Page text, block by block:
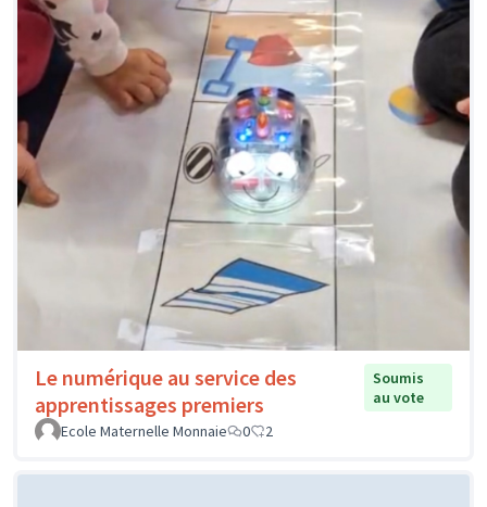
Le numérique au service des
apprentissages premiers
Soumis
au vote
Ecole Maternelle Monnaie
0 2